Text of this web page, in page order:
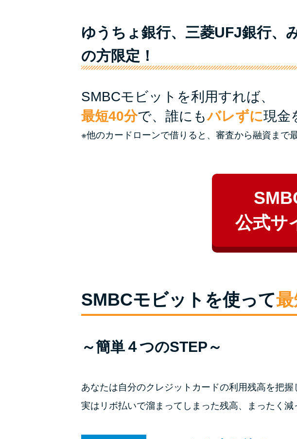
ゆうちょ銀行、三菱UFJ銀行、
の方限定！
SMBCモビットを利用すれば、
最短40分で、誰にもバレずに現金
※他のカードローンで借りると、審査から融資まで
公式サ
SMBCモビットを使って
～簡単４つのSTEP～
あなたは自分のクレジットカードの利用残高を把握
実はリボ払いで溜まってしまった残高、まったく減